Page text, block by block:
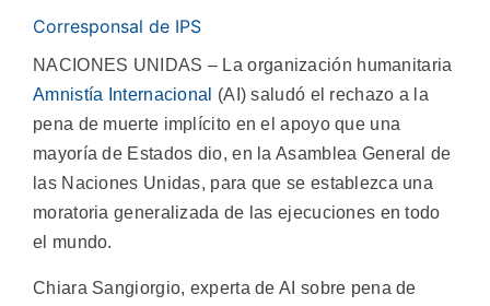
Corresponsal de IPS
NACIONES UNIDAS – La organización humanitaria
Amnistía Internacional
(AI) saludó el rechazo a la
pena de muerte implícito en el apoyo que una
mayoría de Estados dio, en la Asamblea General de
las Naciones Unidas, para que se establezca una
moratoria generalizada de las ejecuciones en todo
el mundo.
Chiara Sangiorgio, experta de AI sobre pena de